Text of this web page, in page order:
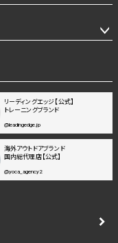
リーディングエッジ【公式】
トレーニングブランド
@leadingedge.jp
海外アウトドアブランド
国内総代理店【公式】
@yoca_agency2